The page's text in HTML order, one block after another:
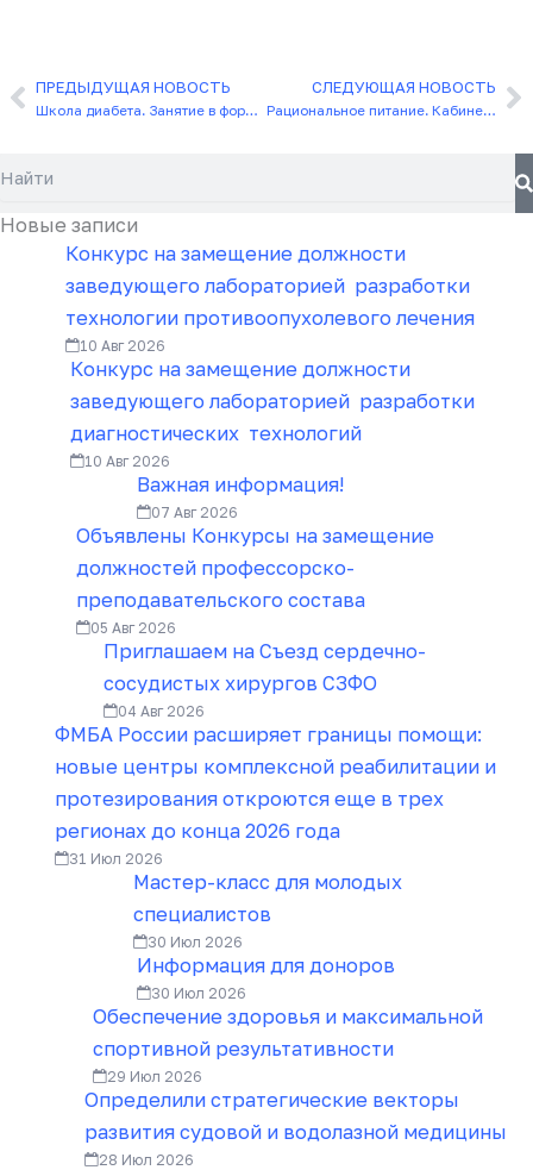
Назад
ПРЕДЫДУЩАЯ НОВОСТЬ
Школа диабета. Занятие в формате вебинара
СЛЕДУЮЩАЯ НОВОСТЬ
Рациональное питание. Кабинет гастроэнтеролога
Новые записи
Конкурс на замещение должности
заведующего лабораторией разработки
технологии противоопухолевого лечения
10 Авг 2026
Конкурс на замещение должности
заведующего лабораторией разработки
диагностических технологий
10 Авг 2026
Важная информация!
07 Авг 2026
Объявлены Конкурсы на замещение
должностей профессорско-
преподавательского состава
05 Авг 2026
Приглашаем на Съезд сердечно-
сосудистых хирургов СЗФО
04 Авг 2026
ФМБА России расширяет границы помощи:
новые центры комплексной реабилитации и
протезирования откроются еще в трех
регионах до конца 2026 года
31 Июл 2026
Мастер-класс для молодых
специалистов
30 Июл 2026
Информация для доноров
30 Июл 2026
Обеспечение здоровья и максимальной
спортивной результативности
29 Июл 2026
Определили стратегические векторы
развития судовой и водолазной медицины
28 Июл 2026